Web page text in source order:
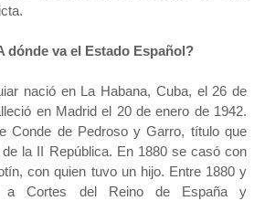
dónde va el Estado Español?
nació en La Habana, Cuba, el 26 de
en Madrid el 20 de enero de 1942.
Conde de Pedroso y Garro, título que
la II República. En 1880 se casó con
con quien tuvo un hijo. Entre 1880 y
a Cortes del Reino de España y